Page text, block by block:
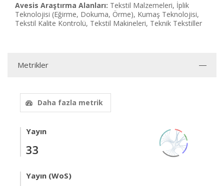
Avesis Araştırma Alanları: Tekstil Malzemeleri, İplik
Teknolojisi (Eğirme, Dokuma, Örme), Kumaş Teknolojisi,
Tekstil Kalite Kontrolü, Tekstil Makineleri, Teknik Tekstiller
Metrikler
Daha fazla metrik
Yayın
33
Yayın (WoS)